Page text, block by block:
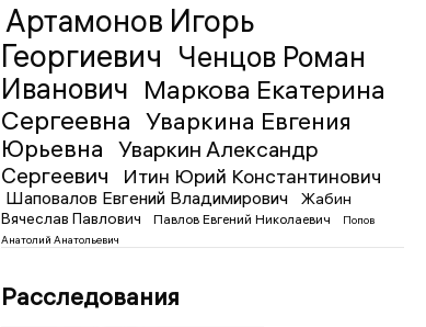
Артамонов Игорь
Георгиевич Ченцов Роман
Иванович Маркова Екатерина
Сергеевна Уваркина Евгения
Юрьевна
Уваркин Александр
Сергеевич
Итин Юрий Константинович
Шаповалов Евгений Владимирович
Жабин
Вячеслав Павлович
Павлов Евгений Николаевич
Попов
Анатолий Анатольевич
Расследования